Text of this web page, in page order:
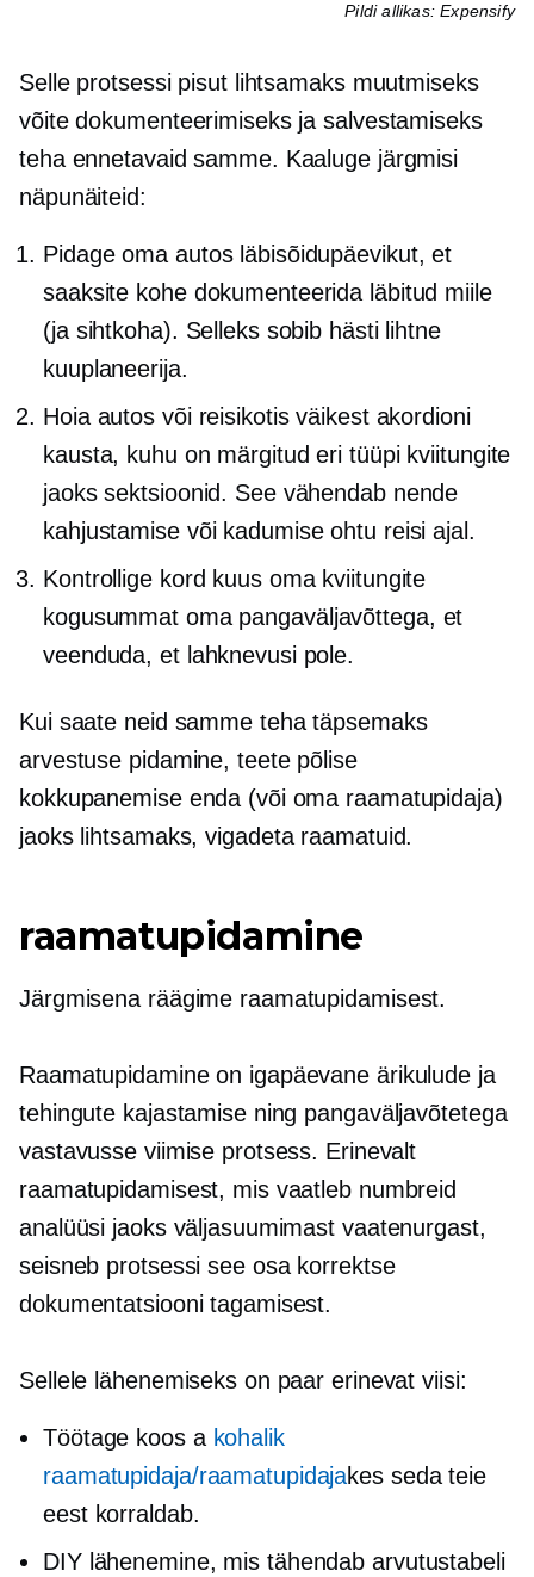
Pildi allikas: Expensify
Selle protsessi pisut lihtsamaks muutmiseks
võite dokumenteerimiseks ja salvestamiseks
teha ennetavaid samme. Kaaluge järgmisi
näpunäiteid:
Pidage oma autos läbisõidupäevikut, et
saaksite kohe dokumenteerida läbitud miile
(ja sihtkoha). Selleks sobib hästi lihtne
kuuplaneerija.
Hoia autos või reisikotis väikest akordioni
kausta, kuhu on märgitud eri tüüpi kviitungite
jaoks sektsioonid. See vähendab nende
kahjustamise või kadumise ohtu reisi ajal.
Kontrollige kord kuus oma kviitungite
kogusummat oma pangaväljavõttega, et
veenduda, et lahknevusi pole.
Kui saate neid samme teha täpsemaks
arvestuse pidamine, teete põlise
kokkupanemise enda (või oma raamatupidaja)
jaoks lihtsamaks,vigadetaraamatuid.
raamatupidamine
Järgmisena räägime raamatupidamisest.
Raamatupidamine on igapäevane ärikulude ja
tehingute kajastamise ning pangaväljavõtetega
vastavusse viimise protsess. Erinevalt
raamatupidamisest, mis vaatleb numbreid
analüüsi jaoks väljasuumimast vaatenurgast,
seisneb protsessi see osa korrektse
dokumentatsiooni tagamisest.
Sellele lähenemiseks on paar erinevat viisi:
Töötage koos a kohalik
raamatupidaja/raamatupidajakes seda teie
eest korraldab.
DIY lähenemine, mis tähendab arvutustabeli